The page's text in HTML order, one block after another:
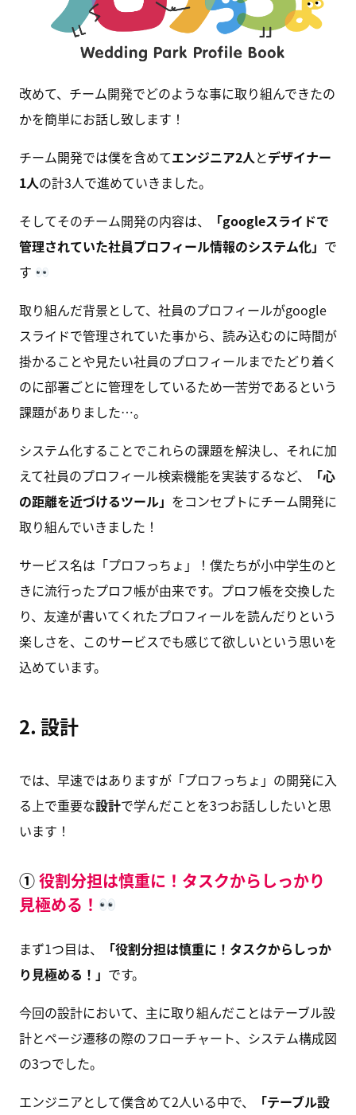
改めて、チーム開発でどのような事に取り組んできたの
かを簡単にお話し致します！
チーム開発では僕を含めてエンジニア2人とデザイナー
1人の計3人で進めていきました。
そしてそのチーム開発の内容は、
「googleスライドで
管理されていた社員プロフィール情報のシステム化」 で
す
取り組んだ背景として、社員のプロフィールがgoogle
スライドで管理されていた事から、読み込むのに時間が
掛かることや見たい社員のプロフィールまでたどり着く
のに部署ごとに管理をしているため一苦労であるという
課題がありました…。
システム化することでこれらの課題を解決し、それに加
えて社員のプロフィール検索機能を実装するなど、
「心
の距離を近づけるツール」 をコンセプトにチーム開発に
取り組んでいきました！
サービス名は「プロフっちょ」！僕たちが小中学生のと
きに流行ったプロフ帳が由来です。プロフ帳を交換した
り、友達が書いてくれたプロフィールを読んだりという
楽しさを、このサービスでも感じて欲しいという思いを
込めています。
2. 設計
では、早速ではありますが「プロフっちょ」の開発に入
る上で重要な設計で学んだことを3つお話ししたいと思
います！
①役割分担は慎重に！タスクからしっかり
見極める！
まず1つ目は、
「役割分担は慎重に！タスクからしっか
り見極める！」 です。
今回の設計において、主に取り組んだことはテーブル設
計とページ遷移の際のフローチャート、システム構成図
の3つでした。
エンジニアとして僕含めて2人いる中で、
「テーブル設